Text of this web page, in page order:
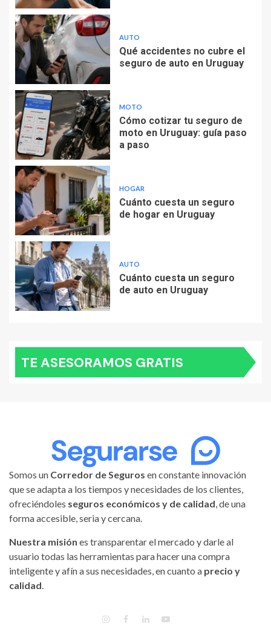
AUTO
Qué accidentes no cubre el
seguro de auto en Uruguay
MOTO
Cómo cotizar tu seguro de
moto en Uruguay: guía paso
a paso
HOGAR
Cuánto cuesta un seguro
de hogar en Uruguay
AUTO
Cuánto cuesta un seguro
de auto en Uruguay
TE ASESORAMOS GRATIS
Somos un Corredor de Seguros en constante innovación
que se adapta a los tiempos y necesidades de los clientes,
ofreciéndoles seguros económicos y de calidad, de una
forma accesible, seria y cercana.
Nuestra misión es transparentar el mercado y darle al
usuario todas las herramientas para hacer una compra
inteligente y afín a sus necesidades, en cuanto a precio y
calidad.
INSTAGRAM
FACEBOOK
LINKEDIN
YOUTUBE